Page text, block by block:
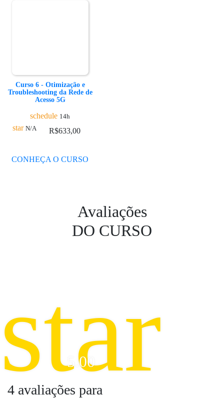
Curso 6 - Otimização e
Troubleshooting da Rede de
Acesso 5G
schedule 14h
star N/A R$633,00
CONHEÇA O CURSO
Avaliações
DO CURSO
star
5.00
4 avaliações para